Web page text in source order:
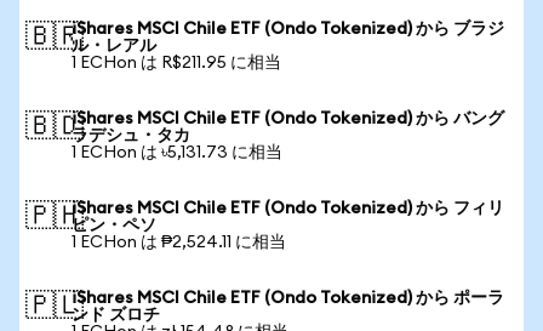
🇧🇷iShares MSCI Chile ETF (Ondo Tokenized) から ブラジ
ル・レアル
1 ECHon は R$211.95 に相当
🇧🇩iShares MSCI Chile ETF (Ondo Tokenized) から バング
ラデシュ・タカ
1 ECHon は ৳5,131.73 に相当
🇵🇭iShares MSCI Chile ETF (Ondo Tokenized) から フィリ
ピン・ペソ
1 ECHon は ₱2,524.11 に相当
🇵🇱iShares MSCI Chile ETF (Ondo Tokenized) から ポーラ
ンド ズロチ